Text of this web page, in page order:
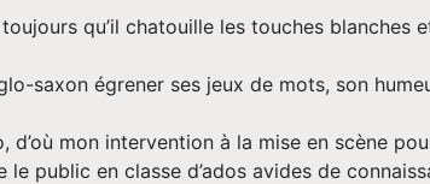
qu’il chatouille les touches
saxon égrener ses jeux de mots, son
mon intervention à la mise en scène
public en classe d’ados avides de